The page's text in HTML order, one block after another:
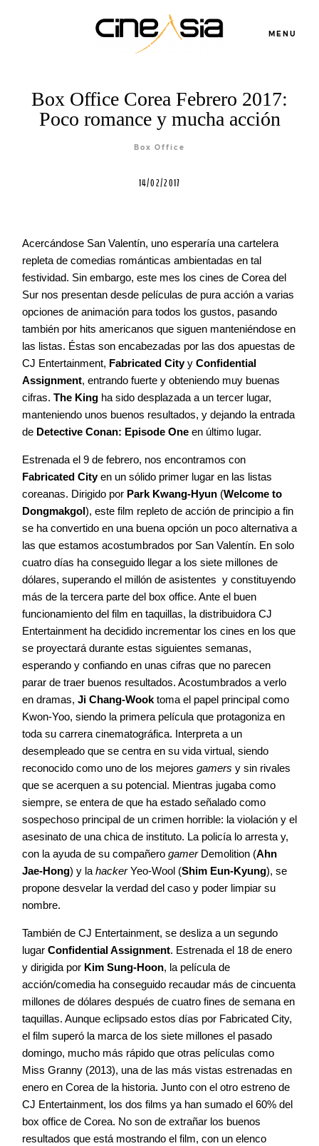
MENU
Box Office Corea Febrero 2017:
Poco romance y mucha acción
Box Office
14/02/2017
Acercándose San Valentín, uno esperaría una cartelera
repleta de comedias románticas ambientadas en tal
festividad. Sin embargo, este mes los cines de Corea del
Sur nos presentan desde películas de pura acción a varias
opciones de animación para todos los gustos, pasando
también por hits americanos que siguen manteniéndose en
las listas. Éstas son encabezadas por las dos apuestas de
CJ Entertainment, Fabricated Cityy Confidential
Assignment, entrando fuerte y obteniendo muy buenas
cifras. The King ha sido desplazada a un tercer lugar,
manteniendo unos buenos resultados, y dejando la entrada
de Detective Conan: Episode One en último lugar.
Estrenada el 9 de febrero, nos encontramos con
Fabricated Cityen un sólido primer lugar en las listas
coreanas. Dirigido por Park Kwang-Hyun (Welcome to
Dongmakgol), este film repleto de acción de principio a fin
se ha convertido en una buena opción un poco alternativa a
las que estamos acostumbrados por San Valentín. En solo
cuatro días ha conseguido llegar a los siete millones de
dólares, superando el millón de asistentes y constituyendo
más de la tercera parte del box office. Ante el buen
funcionamiento del film en taquillas, la distribuidora CJ
Entertainment ha decidido incrementar los cines en los que
se proyectará durante estas siguientes semanas,
esperando y confiando en unas cifras que no parecen
parar de traer buenos resultados. Acostumbrados a verlo
en dramas, Ji Chang-Wook toma el papel principal como
Kwon-Yoo, siendo la primera película que protagoniza en
toda su carrera cinematográfica. Interpreta a un
desempleado que se centra en su vida virtual, siendo
reconocido como uno de los mejores gamers y sin rivales
que se acerquen a su potencial. Mientras jugaba como
siempre, se entera de que ha estado señalado como
sospechoso principal de un crimen horrible: la violación y el
asesinato de una chica de instituto. La policía lo arresta y,
con la ayuda de su compañero gamerDemolition (Ahn
Jae-Hong) y la hackerYeo-Wool (Shim Eun-Kyung), se
propone desvelar la verdad del caso y poder limpiar su
nombre.
También de CJ Entertainment, se desliza a un segundo
lugar Confidential Assignment. Estrenada el 18 de enero
y dirigida por Kim Sung-Hoon, la película de
acción/comedia ha conseguido recaudar más de cincuenta
millones de dólares después de cuatro fines de semana en
taquillas. Aunque eclipsado estos días por Fabricated City,
el film superó la marca de los siete millones el pasado
domingo, mucho más rápido que otras películas como
Miss Granny (2013), una de las más vistas estrenadas en
enero en Corea de la historia. Junto con el otro estreno de
CJ Entertainment, los dos films ya han sumado el 60% del
box office de Corea. No son de extrañar los buenos
resultados que está mostrando el film, con un elenco
Equipo
Blog
Contacto
©2026 COPYRIGHT FLOTHEMES